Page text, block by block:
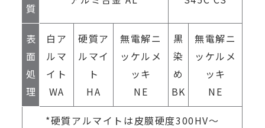
質
表
面
処
理
白ア
ルマ
イト
WA
硬質ア
ルマイ
ト
HA
無電解ニ
ッケルメ
ッキ
NE
黒
染
め
BK
無電解ニ
ッケルメ
ッキ
NE
*硬質アルマイトは皮膜硬度300HV～